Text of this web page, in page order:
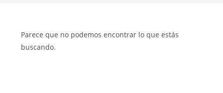
Parece que no podemos encontrar lo que estás
buscando.